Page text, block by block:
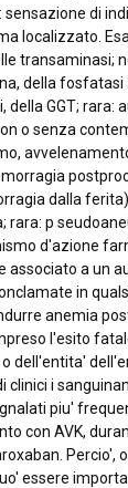
di
localizzato.
transaminasi;
della fosfatasi
della GGT; rara:
o senza
dalla
rara: p
d'azione
associato a un
in
anemia
l'esito
dell'entita'
clinici i
piu'
con AVK,
Percio',
essere